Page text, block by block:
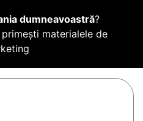
dumneavoastră?
materialele de